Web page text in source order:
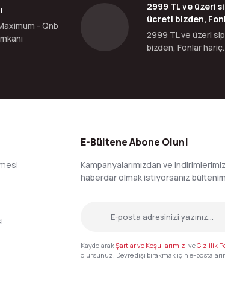
- Qnb
2999 TL ve üzeri
ücreti bizden,
2999 TL ve üzeri
bizden, Fonlar hariç.
E-Bültene Abone Olun!
Kampanyalarımızdan ve
haberdar olmak istiyorsanız
KaydolarakŞartlar ve Koşullarımızı veGizlilik
olursunuz. Devre dışı bırakmak için e-